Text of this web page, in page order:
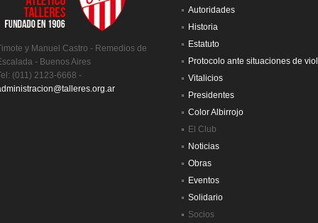
y Manuel Castro - Remedios de
- Buenos Aires
(011) 2123-6668 -
Autoridades
Historia
Estatuto
Protocolo ante situaciones de
Vitalicios
Presidentes
Color Albirrojo
El Club
Noticias
Obras
Eventos
Solidario
Socios